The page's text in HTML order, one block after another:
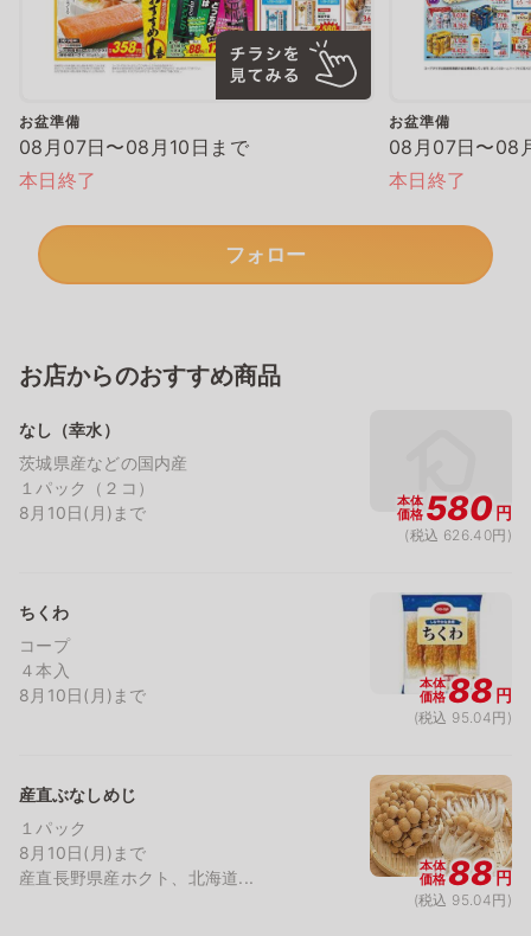
お盆準備
08月07日〜08月10日まで
本日終了
お盆準備
08月07日〜08
本日終了
フォロー
お店からのおすすめ商品
なし（幸水）
茨城県産などの国内産
１パック（２コ）
8月10日(月)まで
本体
価格 580円
(税込 626.40円)
ちくわ
コープ
４本入
8月10日(月)まで
本体
価格88円
(税込 95.04円)
産直ぶなしめじ
１パック
8月10日(月)まで
産直長野県産ホクト、北海道...
本体
価格88円
(税込 95.04円)